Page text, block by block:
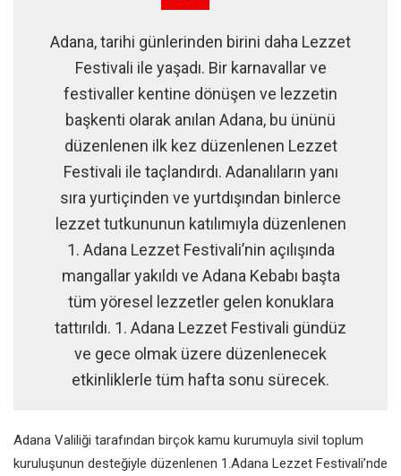
Adana, tarihi günlerinden birini daha Lezzet
Festivali ile yaşadı. Bir karnavallar ve
festivaller kentine dönüşen ve lezzetin
başkenti olarak anılan Adana, bu ününü
düzenlenen ilk kez düzenlenen Lezzet
Festivali ile taçlandırdı. Adanalıların yanı
sıra yurtiçinden ve yurtdışından binlerce
lezzet tutkununun katılımıyla düzenlenen
1. Adana Lezzet Festivali’nin açılışında
mangallar yakıldı ve Adana Kebabı başta
tüm yöresel lezzetler gelen konuklara
tattırıldı. 1. Adana Lezzet Festivali gündüz
ve gece olmak üzere düzenlenecek
etkinliklerle tüm hafta sonu sürecek.
Adana Valiliği tarafından birçok kamu kurumuyla sivil toplum
kuruluşunun desteğiyle düzenlenen 1.Adana Lezzet Festivali’nde